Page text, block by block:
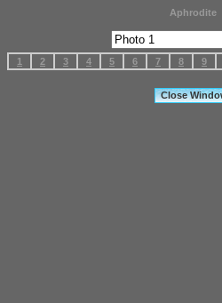
Aphrodite
1 2 3 4 5 6 7 8 9